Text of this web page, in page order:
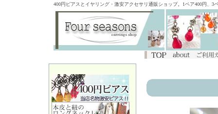
400円ピアスとイヤリング・激安アクセサリ通販ショップ。1ペア400円、